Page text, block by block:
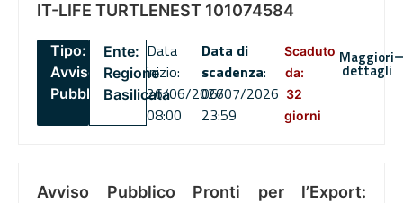
IT-LIFE TURTLENEST 101074584
Tipo:
Avviso
Pubblico
Ente:
Regione
Basilicata
Data
inizio:
26/06/2026
08:00
Data di
scadenza:
06/07/2026
23:59
Scaduto
da:
32
giorni
Maggiori
dettagli
Avviso Pubblico Pronti per l’Export: